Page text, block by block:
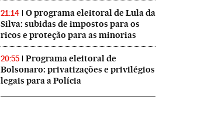
21:14
O programa eleitoral de Lula da
Silva: subidas de impostos para os
ricos e proteção para as minorias
20:55
Programa eleitoral de
Bolsonaro: privatizações e privilégios
legais para a Polícia